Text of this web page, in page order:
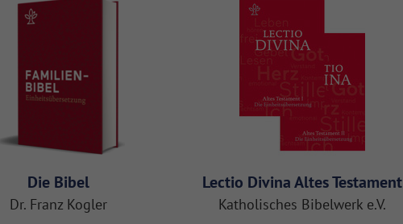
Die Bibel
Dr. Franz Kogler
Lectio Divina Altes Testament
Katholisches Bibelwerk e.V.